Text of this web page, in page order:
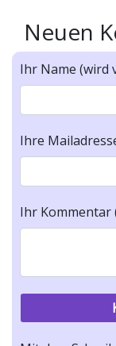
Neuen
Ihr Name (wird
Ihre
Ihr